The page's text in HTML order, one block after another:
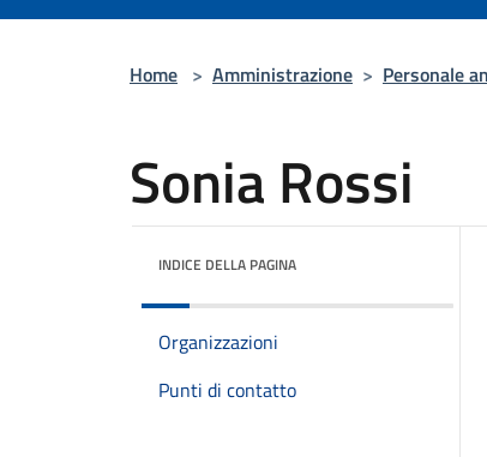
Home > Amministrazione > Personale
Sonia Rossi
INDICE DELLA PAGINA
Organizzazioni
Punti di contatto